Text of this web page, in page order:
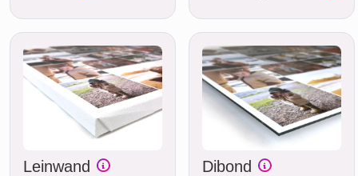
Leinwand Dibond